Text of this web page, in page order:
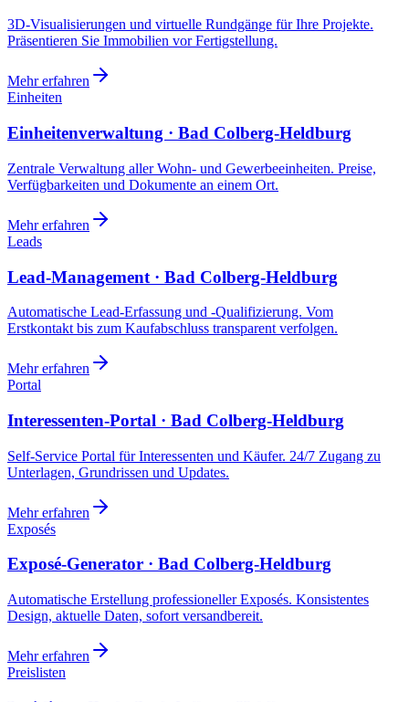
3D-Visualisierungen und virtuelle Rundgänge für Ihre Projekte.
Präsentieren Sie Immobilien vor Fertigstellung.
Mehr erfahren
Einheiten
Einheitenverwaltung · Bad Colberg-Heldburg
Zentrale Verwaltung aller Wohn- und Gewerbeeinheiten. Preise,
Verfügbarkeiten und Dokumente an einem Ort.
Mehr erfahren
Leads
Lead-Management · Bad Colberg-Heldburg
Automatische Lead-Erfassung und -Qualifizierung. Vom
Erstkontakt bis zum Kaufabschluss transparent verfolgen.
Mehr erfahren
Portal
Interessenten-Portal · Bad Colberg-Heldburg
Self-Service Portal für Interessenten und Käufer. 24/7 Zugang zu
Unterlagen, Grundrissen und Updates.
Mehr erfahren
Exposés
Exposé-Generator · Bad Colberg-Heldburg
Automatische Erstellung professioneller Exposés. Konsistentes
Design, aktuelle Daten, sofort versandbereit.
Mehr erfahren
Preislisten